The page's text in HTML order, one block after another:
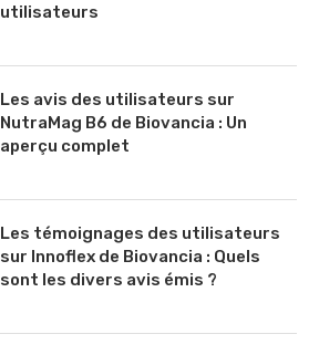
utilisateurs
Les avis des utilisateurs sur
NutraMag B6 de Biovancia : Un
aperçu complet
Les témoignages des utilisateurs
sur Innoflex de Biovancia : Quels
sont les divers avis émis ?